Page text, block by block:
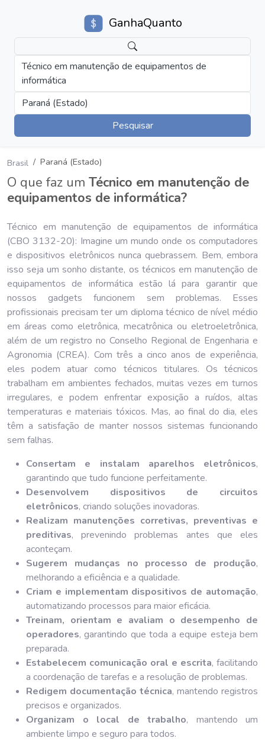
GanhaQuanto
Técnico em manutenção de equipamentos de
informática
Paraná (Estado)
Pesquisar
Brasil Paraná (Estado)
O que faz um Técnico em manutenção de
equipamentos de informática?
Técnico em manutenção de equipamentos de informática
(CBO 3132-20): Imagine um mundo onde os computadores
e dispositivos eletrônicos nunca quebrassem. Bem, embora
isso seja um sonho distante, os técnicos em manutenção de
equipamentos de informática estão lá para garantir que
nossos gadgets funcionem sem problemas. Esses
profissionais precisam ter um diploma técnico de nível médio
em áreas como eletrônica, mecatrônica ou eletroeletrônica,
além de um registro no Conselho Regional de Engenharia e
Agronomia (CREA). Com três a cinco anos de experiência,
eles podem atuar como técnicos titulares. Os técnicos
trabalham em ambientes fechados, muitas vezes em turnos
irregulares, e podem enfrentar exposição a ruídos, altas
temperaturas e materiais tóxicos. Mas, ao final do dia, eles
têm a satisfação de manter nossos sistemas funcionando
sem falhas.
Consertam e instalam aparelhos eletrônicos,
garantindo que tudo funcione perfeitamente.
Desenvolvem dispositivos de circuitos
eletrônicos, criando soluções inovadoras.
Realizam manutenções corretivas, preventivas e
preditivas, prevenindo problemas antes que eles
aconteçam.
Sugerem mudanças no processo de produção,
melhorando a eficiência e a qualidade.
Criam e implementam dispositivos de automação,
automatizando processos para maior eficácia.
Treinam, orientam e avaliam o desempenho de
operadores, garantindo que toda a equipe esteja bem
preparada.
Estabelecem comunicação oral e escrita, facilitando
a coordenação de tarefas e a resolução de problemas.
Redigem documentação técnica, mantendo registros
precisos e organizados.
Organizam o local de trabalho, mantendo um
ambiente limpo e seguro para todos.